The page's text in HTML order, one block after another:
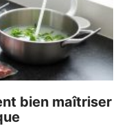
bien maîtriser